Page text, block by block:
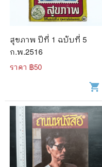
สุขภาพ ปีที่ 1 ฉบับที่ 5
ก.พ.2516
ราคา ฿50
shopping_cart